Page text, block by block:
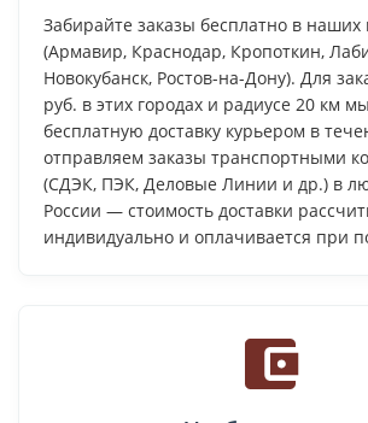
Забирайте заказы бесплатно в наших
(Армавир, Краснодар, Кропоткин,
Новокубанск, Ростов-на-Дону). Для
руб. в этих городах и радиусе 20 км
бесплатную доставку курьером в
отправляем заказы транспортными
(СДЭК, ПЭК, Деловые Линии и др.) в
России — стоимость доставки
индивидуально и оплачивается при